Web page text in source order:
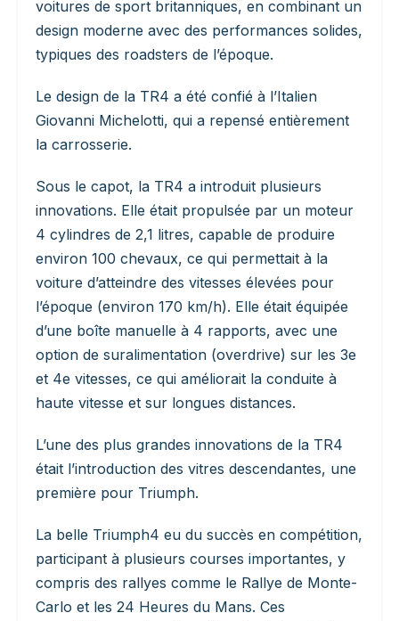
voitures de sport britanniques, en combinant un
design moderne avec des performances solides,
typiques des roadsters de l’époque.
Le design de la TR4 a été confié à l’Italien
Giovanni Michelotti, qui a repensé entièrement
la carrosserie.
Sous le capot, la TR4 a introduit plusieurs
innovations. Elle était propulsée par un moteur
4 cylindres de 2,1 litres, capable de produire
environ 100 chevaux, ce qui permettait à la
voiture d’atteindre des vitesses élevées pour
l’époque (environ 170 km/h). Elle était équipée
d’une boîte manuelle à 4 rapports, avec une
option de suralimentation (overdrive) sur les 3e
et 4e vitesses, ce qui améliorait la conduite à
haute vitesse et sur longues distances.
L’une des plus grandes innovations de la TR4
était l’introduction des vitres descendantes, une
première pour Triumph.
La belle Triumph4 eu du succès en compétition,
participant à plusieurs courses importantes, y
compris des rallyes comme le Rallye de Monte-
Carlo et les 24 Heures du Mans. Ces